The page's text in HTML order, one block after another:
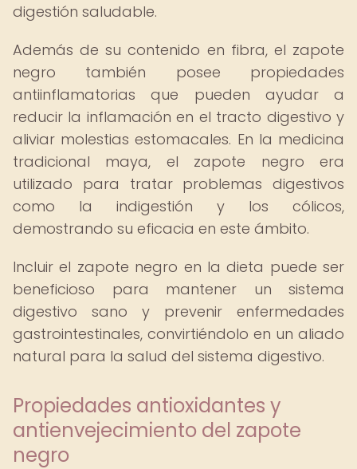
digestión saludable.
Además de su contenido en fibra, el zapote
negro también posee propiedades
antiinflamatorias que pueden ayudar a
reducir la inflamación en el tracto digestivo y
aliviar molestias estomacales. En la medicina
tradicional maya, el zapote negro era
utilizado para tratar problemas digestivos
como la indigestión y los cólicos,
demostrando su eficacia en este ámbito.
Incluir el zapote negro en la dieta puede ser
beneficioso para mantener un sistema
digestivo sano y prevenir enfermedades
gastrointestinales, convirtiéndolo en un aliado
natural para la salud del sistema digestivo.
Propiedades antioxidantes y
antienvejecimiento del zapote
negro